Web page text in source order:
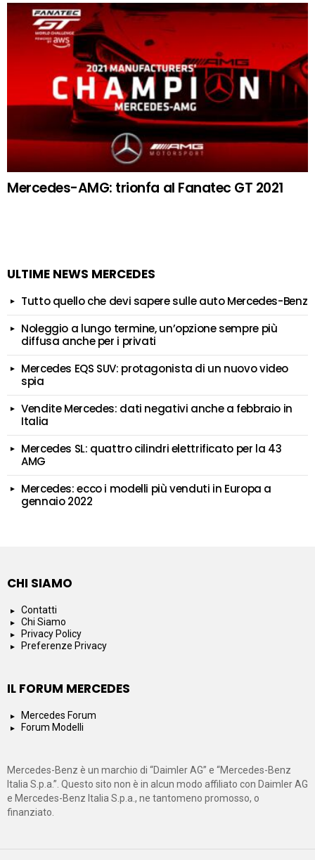
Mercedes-AMG: trionfa al Fanatec GT 2021
ULTIME NEWS MERCEDES
Tutto quello che devi sapere sulle auto Mercedes-Benz
Noleggio a lungo termine, un’opzione sempre più
diffusa anche per i privati
Mercedes EQS SUV: protagonista di un nuovo video
spia
Vendite Mercedes: dati negativi anche a febbraio in
Italia
Mercedes SL: quattro cilindri elettrificato per la 43
AMG
Mercedes: ecco i modelli più venduti in Europa a
gennaio 2022
CHI SIAMO
Contatti
Chi Siamo
Privacy Policy
Preferenze Privacy
IL FORUM MERCEDES
Mercedes Forum
Forum Modelli
Mercedes-Benz è un marchio di “Daimler AG” e “Mercedes-Benz
Italia S.p.a.”. Questo sito non è in alcun modo affiliato con Daimler AG
e Mercedes-Benz Italia S.p.a., ne tantomeno promosso, o
finanziato.